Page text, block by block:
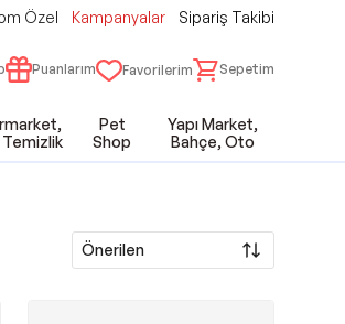
Özel Kampanyalar Sipariş Takibi
Puanlarım Favorilerim Sepetim
Temizlik
Pet
Shop
Yapı Market,
Bahçe, Oto
Önerilen